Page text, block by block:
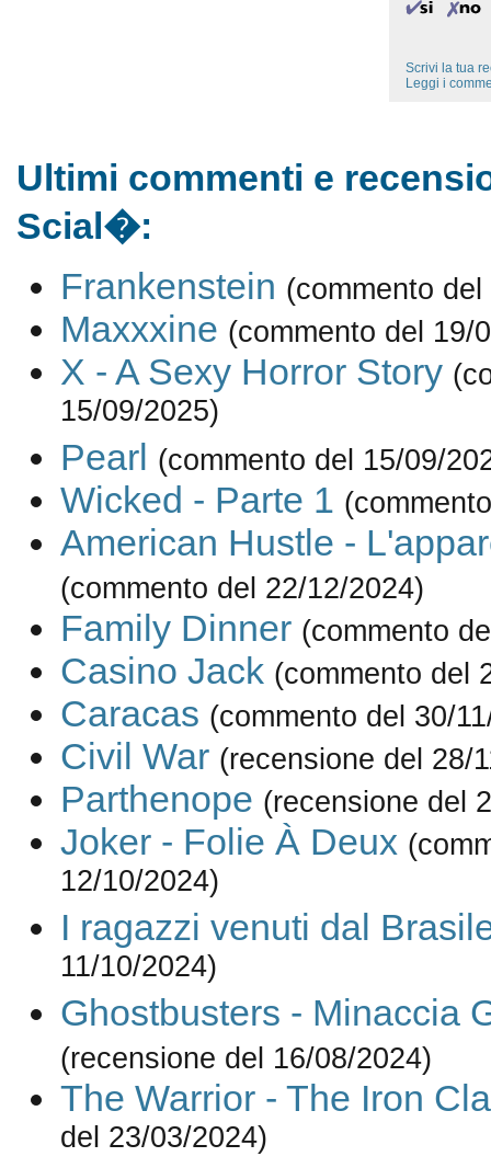
Scrivi la tua
Leggi i
Ultimi commenti e
Scial�:
Frankenstein (commento
Maxxxine (commento del 19/
X - A Sexy Horror Story
15/09/2025)
Pearl (commento del 15/09/
Wicked - Parte 1
American Hustle -
(commento del 22/12/2024)
Family Dinner (commento
Casino Jack (commento del
Caracas (commento del 30/
Civil War (recensione del 28/
Parthenope (recensione del
Joker - Folie À Deux
12/10/2024)
I ragazzi venuti dal
11/10/2024)
Ghostbusters - Minaccia
(recensione del 16/08/2024)
The Warrior - The Iron
del 23/03/2024)